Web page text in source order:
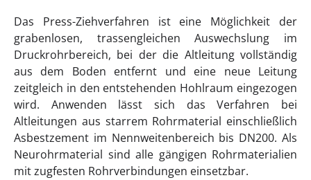
Das Press-Ziehverfahren ist eine Möglichkeit der
grabenlosen, trassengleichen Auswechslung im
Druckrohrbereich, bei der die Altleitung vollständig
aus dem Boden entfernt und eine neue Leitung
zeitgleich in den entstehenden Hohlraum eingezogen
wird. Anwenden lässt sich das Verfahren bei
Altleitungen aus starrem Rohrmaterial einschließlich
Asbestzement im Nennweitenbereich bis DN200. Als
Neurohrmaterial sind alle gängigen Rohrmaterialien
mit zugfesten Rohrverbindungen einsetzbar.